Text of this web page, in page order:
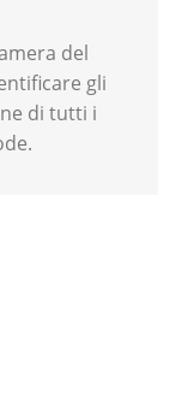
del
gli
di tutti i